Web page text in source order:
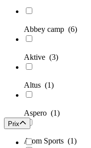
Abbey camp (6)
Aktive (3)
Altus (1)
Aspero (1)
Atom Sports (1)
Prix